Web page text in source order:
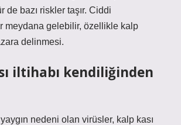
de bazı riskler taşır. Ciddi
meydana gelebilir, özellikle kalp
delinmesi.
iltihabı kendiliğinden
nedeni olan virüsler, kalp kası